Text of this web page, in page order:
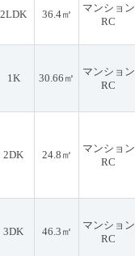
2LDK 36.4㎡
マンション
RC
1K 30.66㎡
マンション
RC
2DK 24.8㎡
マンション
RC
3DK 46.3㎡
マンション
RC